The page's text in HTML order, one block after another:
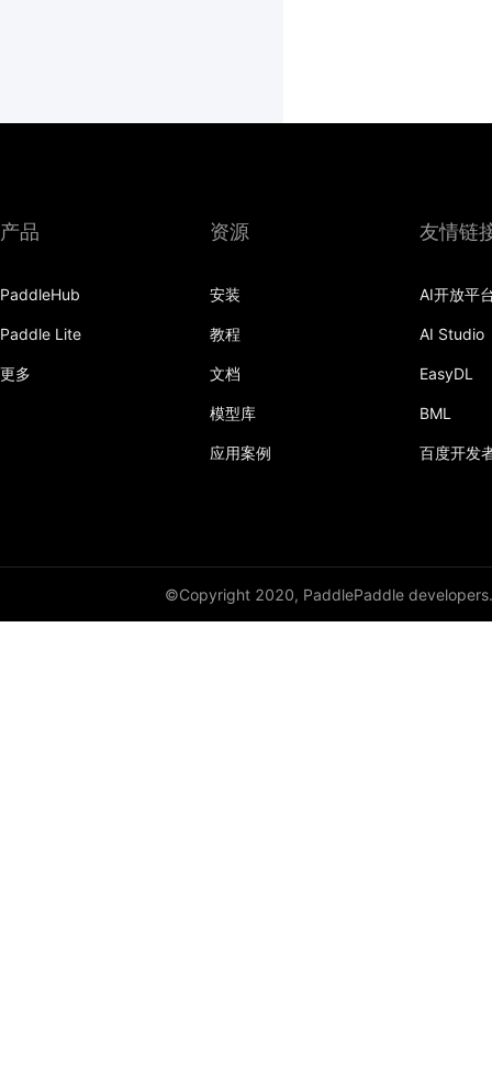
产品
PaddleHub
Paddle Lite
更多
资源
安装
教程
文档
模型库
应用案例
友情链
AI开放平
AI Studio
EasyDL
BML
百度开发
©Copyright 2020, PaddlePaddle developers.